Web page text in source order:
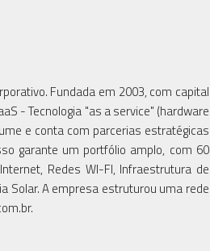
Fundada em 2003, com capital
- Tecnologia "as a service" (hardware
e conta com parcerias estratégicas
garante um portfólio amplo, com 60
Redes WI-FI, Infraestrutura de
Solar. A empresa estruturou uma rede